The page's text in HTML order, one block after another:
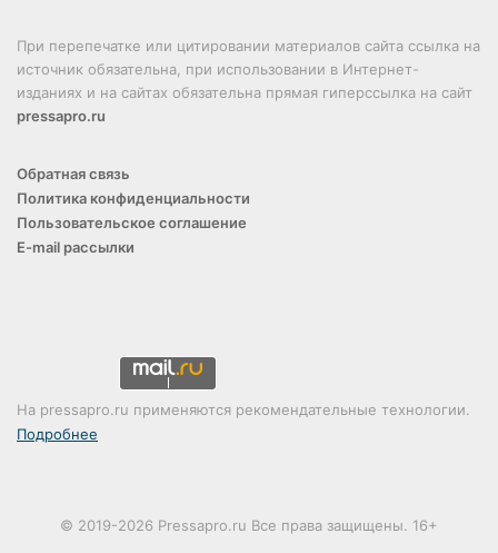
При перепечатке или цитировании материалов сайта ссылка на
источник обязательна, при использовании в Интернет-
изданиях и на сайтах обязательна прямая гиперссылка на сайт
pressapro.ru
Обратная связь
Политика конфиденциальности
Пользовательское соглашение
E-mail рассылки
На pressapro.ru применяются рекомендательные технологии.
Подробнее
© 2019-2026 Pressapro.ru Все права защищены. 16+